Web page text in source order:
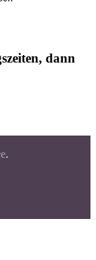
dann
.